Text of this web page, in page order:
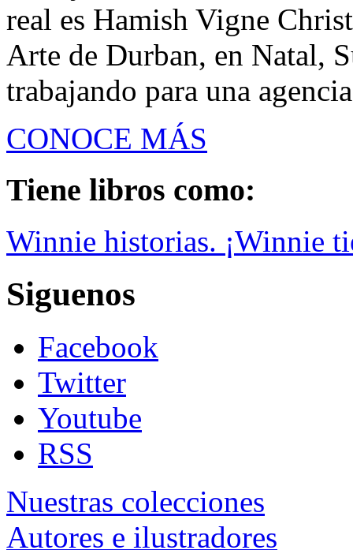
real es Hamish Vigne
Arte de Durban, en Natal,
trabajando para una
CONOCE MÁS
Tiene libros como:
Winnie historias. ¡Winnie
Siguenos
Facebook
Twitter
Youtube
RSS
Nuestras colecciones
Autores e ilustradores